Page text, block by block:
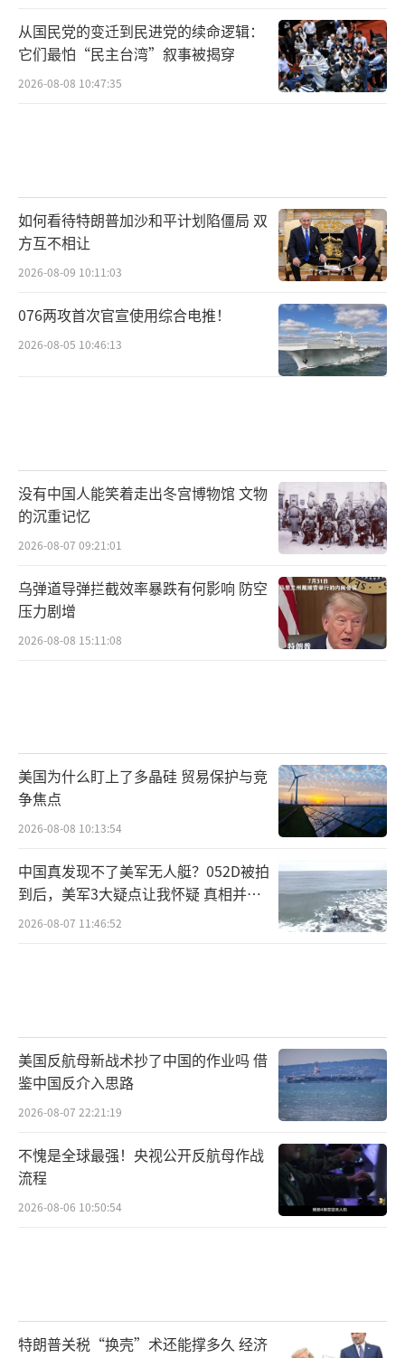
从国民党的变迁到民进党的续命逻辑：
它们最怕“民主台湾”叙事被揭穿
2026-08-08 10:47:35
如何看待特朗普加沙和平计划陷僵局 双
方互不相让
2026-08-09 10:11:03
076两攻首次官宣使用综合电推！
2026-08-05 10:46:13
没有中国人能笑着走出冬宫博物馆 文物
的沉重记忆
2026-08-07 09:21:01
乌弹道导弹拦截效率暴跌有何影响 防空
压力剧增
2026-08-08 15:11:08
美国为什么盯上了多晶硅 贸易保护与竞
争焦点
2026-08-08 10:13:54
中国真发现不了美军无人艇？052D被拍
到后，美军3大疑点让我怀疑 真相并非
如此
2026-08-07 11:46:52
美国反航母新战术抄了中国的作业吗 借
鉴中国反介入思路
2026-08-07 22:21:19
不愧是全球最强！央视公开反航母作战
流程
2026-08-06 10:50:54
特朗普关税“换壳”术还能撑多久 经济